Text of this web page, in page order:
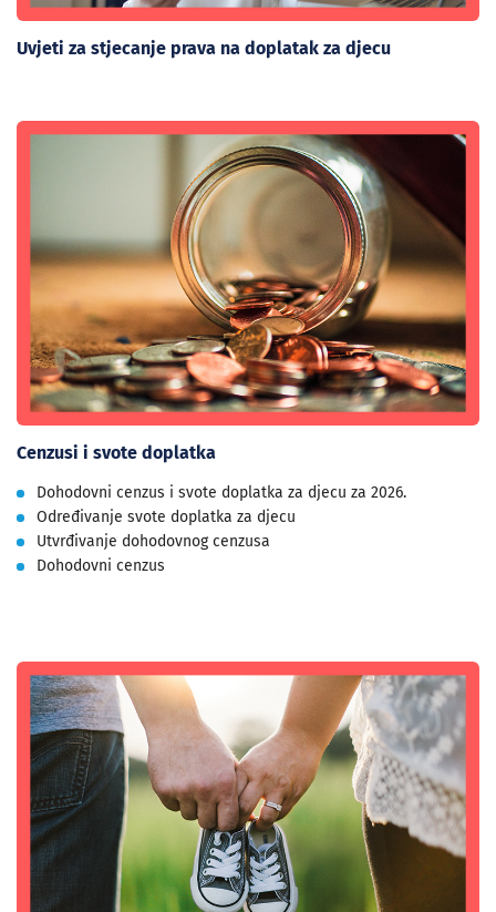
Uvjeti za stjecanje prava na doplatak za djecu
Cenzusi i svote doplatka
Dohodovni cenzus i svote doplatka za djecu za 2026.
Određivanje svote doplatka za djecu
Utvrđivanje dohodovnog cenzusa
Dohodovni cenzus